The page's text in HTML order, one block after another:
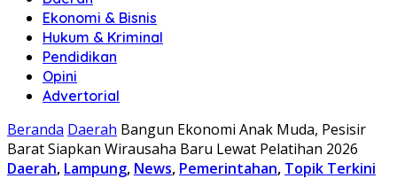
Ekonomi & Bisnis
Hukum & Kriminal
Pendidikan
Opini
Advertorial
Beranda Daerah Bangun Ekonomi Anak Muda, Pesisir
Barat Siapkan Wirausaha Baru Lewat Pelatihan 2026
Daerah, Lampung, News, Pemerintahan, Topik Terkini